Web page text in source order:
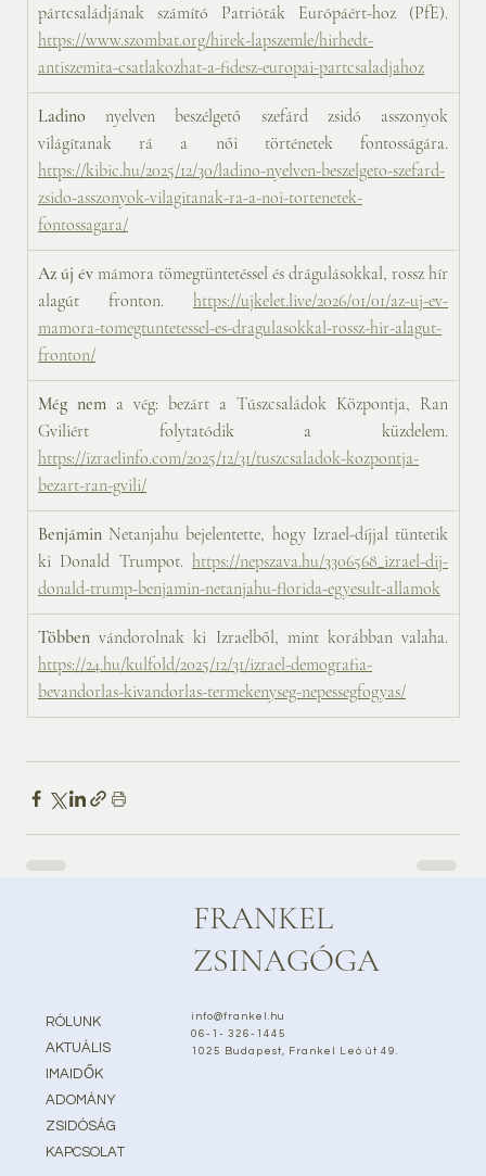
https://www.szombat.org/hirek-lapszemle/hirhedt-
antiszemita-csatlakozhat-a-fidesz-europai-partcsaladjahoz
Ladino nyelven beszélgető szefárd zsidó asszonyok
https://kibic.hu/2025/12/30/ladino-nyelven-beszelgeto-szefard-
zsido-asszonyok-vilagitanak-ra-a-noi-tortenetek-
fontossagara/
Az új év mámora tömegtüntetéssel és drágulásokkal, rossz hír
alagút fronton. https://ujkelet.live/2026/01/01/az-uj-ev-
mamora-tomegtuntetessel-es-dragulasokkal-rossz-hir-alagut-
fronton/
Még nem a vég: bezárt a Túszcsaládok Központja, Ran
https://izraelinfo.com/2025/12/31/tuszcsaladok-kozpontja-
bezart-ran-gvili/
Benjámin Netanjahu bejelentette, hogy Izrael-díjjal tüntetik
ki Donald Trumpot. https://nepszava.hu/3306568_izrael-dij-
donald-trump-benjamin-netanjahu-florida-egyesult-allamok
Többen
https://24.hu/kulfold/2025/12/31/izrael-demografia-
bevandorlas-kivandorlas-termekenyseg-nepessegfogyas/
FRANKEL
ZSINAGÓGA
RÓLUNK
AKTUÁLIS
IMAIDŐK
ADOMÁNY
ZSIDÓSÁG
KAPCSOLAT
info@frankel.hu
06-1- 326-1445
1025 Budapest, Frankel Leó út 49.